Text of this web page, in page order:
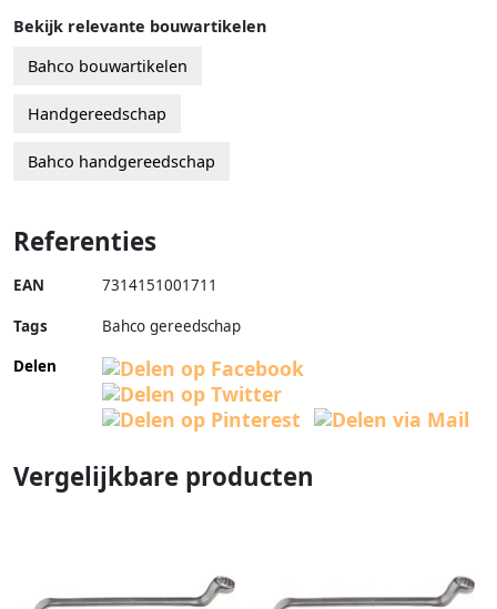
Bekijk relevante bouwartikelen
Bahco bouwartikelen
Handgereedschap
Bahco handgereedschap
Referenties
EAN 7314151001711
Tags
Bahco gereedschap
Delen
Vergelijkbare producten